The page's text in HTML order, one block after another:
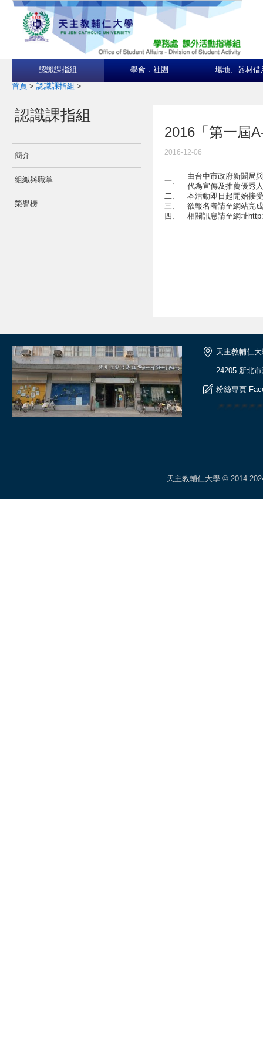
認識課指組 學會．社團 場地、器材借
首頁 > 認識課指組 >
認識課指組
簡介
組織與職掌
榮譽榜
2016「第一屆
2016-12-06
一、
由台中市政府新聞局
代為宣傳及推薦優秀
二、
本活動即日起開始接
三、
欲報名者請至網站完
四、
相關訊息請至網址
天主教輔仁
24205 新北
粉絲專頁
天主教輔仁大學 © 2014-